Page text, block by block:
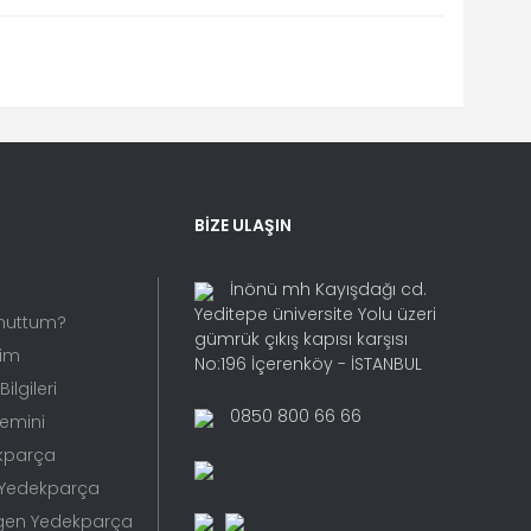
Yedekparça
BİZE ULAŞIN
İnönü mh Kayışdağı cd.
Yeditepe üniversite Yolu üzeri
gümrük çıkış kapısı karşısı
No:196 İçerenköy - İSTANBUL
0850 800 66 66